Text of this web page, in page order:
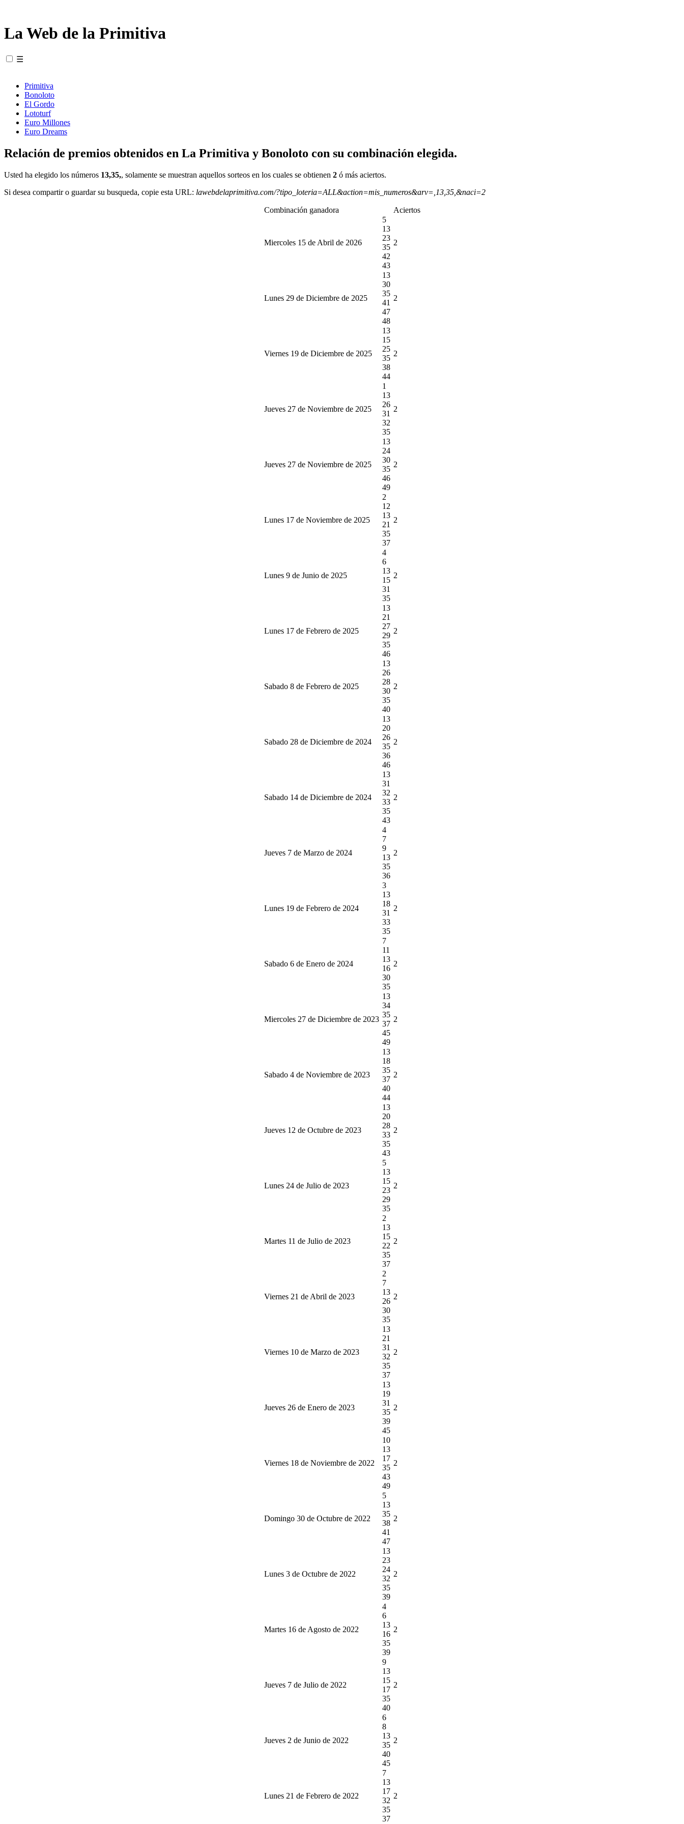
La Web de la Primitiva
☰
Primitiva
Bonoloto
El Gordo
Lototurf
Euro Millones
Euro Dreams
Relación de premios obtenidos en La Primitiva y Bonoloto con su combinación elegida.
Usted ha elegido los números 13,35,, solamente se muestran aquellos sorteos en los cuales se obtienen 2 ó más aciertos.
Si desea compartir o guardar su busqueda, copie esta URL: lawebdelaprimitiva.com/?tipo_loteria=ALL&action=mis_numeros&arv=,13,35,&naci=2
Combinación ganadora Aciertos
Miercoles 15 de Abril de 2026
5
13
23
35
42
43
2
Lunes 29 de Diciembre de 2025
13
30
35
41
47
48
2
Viernes 19 de Diciembre de 2025
13
15
25
35
38
44
2
Jueves 27 de Noviembre de 2025
1
13
26
31
32
35
2
Jueves 27 de Noviembre de 2025
13
24
30
35
46
49
2
Lunes 17 de Noviembre de 2025
2
12
13
21
35
37
2
Lunes 9 de Junio de 2025
4
6
13
15
31
35
2
Lunes 17 de Febrero de 2025
13
21
27
29
35
46
2
Sabado 8 de Febrero de 2025
13
26
28
30
35
40
2
Sabado 28 de Diciembre de 2024
13
20
26
35
36
46
2
Sabado 14 de Diciembre de 2024
13
31
32
33
35
43
2
Jueves 7 de Marzo de 2024
4
7
9
13
35
36
2
Lunes 19 de Febrero de 2024
3
13
18
31
33
35
2
Sabado 6 de Enero de 2024
7
11
13
16
30
35
2
Miercoles 27 de Diciembre de 2023
13
34
35
37
45
49
2
Sabado 4 de Noviembre de 2023
13
18
35
37
40
44
2
Jueves 12 de Octubre de 2023
13
20
28
33
35
43
2
Lunes 24 de Julio de 2023
5
13
15
23
29
35
2
Martes 11 de Julio de 2023
2
13
15
22
35
37
2
Viernes 21 de Abril de 2023
2
7
13
26
30
35
2
Viernes 10 de Marzo de 2023
13
21
31
32
35
37
2
Jueves 26 de Enero de 2023
13
19
31
35
39
45
2
Viernes 18 de Noviembre de 2022
10
13
17
35
43
49
2
Domingo 30 de Octubre de 2022
5
13
35
38
41
47
2
Lunes 3 de Octubre de 2022
13
23
24
32
35
39
2
Martes 16 de Agosto de 2022
4
6
13
16
35
39
2
Jueves 7 de Julio de 2022
9
13
15
17
35
40
2
Jueves 2 de Junio de 2022
6
8
13
35
40
45
2
Lunes 21 de Febrero de 2022
7
13
17
32
35
37
2